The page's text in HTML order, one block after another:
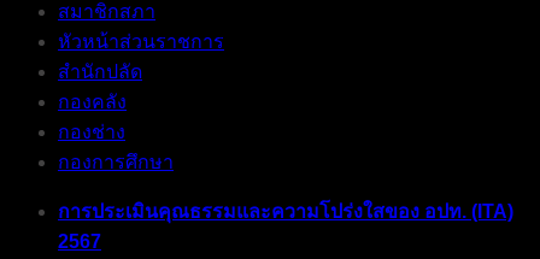
สมาชิกสภา
หัวหน้าส่วนราชการ
สำนักปลัด
กองคลัง
กองช่าง
กองการศึกษา
การประเมินคุณธรรมและความโปร่งใสของ อปท. (ITA)
2567